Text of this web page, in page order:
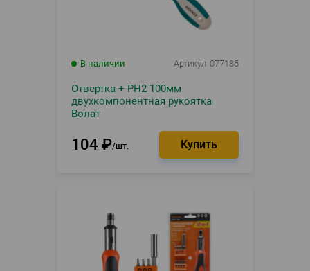
В наличии Артикул 077185
Отвертка + PH2 100мм
двухкомпонентная рукоятка
Волат
104 ₽ шт.